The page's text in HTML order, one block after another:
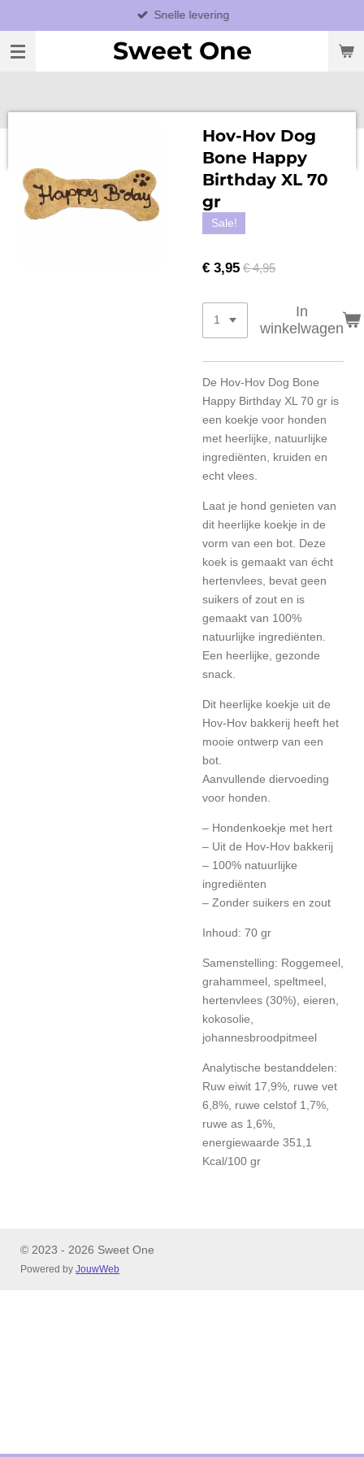
direct
naar
Sweet One
Snelle levering
Hov-Hov Dog
Bone Happy
Birthday XL 70
gr
Sale!
€ 3,95 € 4,95
In
winkelwagen
De Hov-Hov Dog Bone
Happy Birthday XL 70 gr is
een koekje voor honden
met heerlijke, natuurlijke
ingrediënten, kruiden en
echt vlees.
Laat je hond genieten van
dit heerlijke koekje in de
vorm van een bot. Deze
koek is gemaakt van écht
hertenvlees, bevat geen
suikers of zout en is
gemaakt van 100%
natuurlijke ingrediënten.
Een heerlijke, gezonde
snack.
Dit heerlijke koekje uit de
Hov-Hov bakkerij heeft het
mooie ontwerp van een
bot.
Aanvullende diervoeding
voor honden.
– Hondenkoekje met hert
– Uit de Hov-Hov bakkerij
– 100% natuurlijke
ingrediënten
– Zonder suikers en zout
Inhoud: 70 gr
Samenstelling: Roggemeel,
grahammeel, speltmeel,
hertenvlees (30%), eieren,
kokosolie,
johannesbroodpitmeel
Analytische bestanddelen:
Ruw eiwit 17,9%, ruwe vet
6,8%, ruwe celstof 1,7%,
ruwe as 1,6%,
energiewaarde 351,1
Kcal/100 gr
© 2023 - 2026 Sweet One
Powered by JouwWeb